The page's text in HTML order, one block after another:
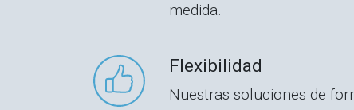
medida.
Flexibilidad
Nuestras soluciones de